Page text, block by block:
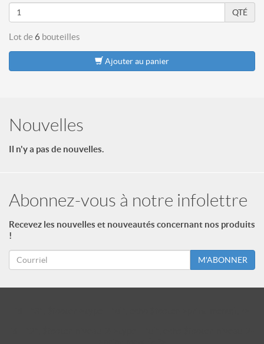
QTÉ
Lot de 6 bouteilles
Ajouter au panier
Nouvelles
Il n'y a pas de nouvelles.
Abonnez-vous à notre infolettre
Recevez les nouvelles et nouveautés concernant nos produits
!
M'ABONNER